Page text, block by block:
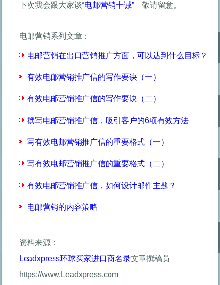
下次我会跟大家谈“电邮营销十诫” ，敬请留意。
电邮营销系列文章：
电邮营销在出口营销推广方面，可以达到什么目标？
有效电邮营销推广信的写作要诀（一）
有效电邮营销推广信的写作要诀（二）
撰写电邮营销推广信，吸引客户的6项有效方法
写有效电邮营销推广信的重要格式（一）
写有效电邮营销推广信的重要格式（二）
有效电邮营销推广信，如何设计邮件主题？
电邮营销的内容策略
资料来源：
Leadxpress环球买家进口商名录文章撰稿员
https://www.Leadxpress.com